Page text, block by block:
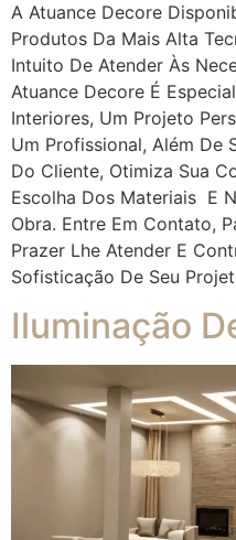
A Atuance Decore
Produtos Da Mais Alta
Intuito De Atender Às
Atuance Decore É
Interiores, Um Projeto
Um Profissional, Além De
Do Cliente, Otimiza Sua
Escolha Dos Materiais E
Obra. Entre Em Contato,
Prazer Lhe Atender E
Sofisticação De Seu
Iluminação